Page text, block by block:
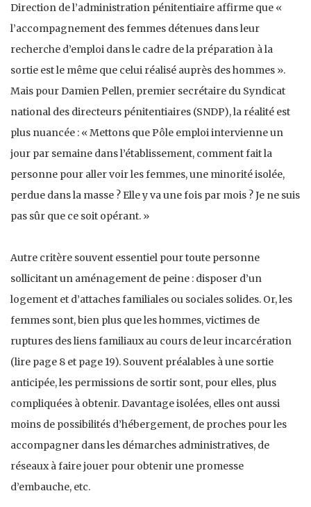
Direction de l’administration pénitentiaire affirme que «
l’accompagnement des femmes détenues dans leur
recherche d’emploi dans le cadre de la préparation à la
sortie est le même que celui réalisé auprès des hommes ».
Mais pour Damien Pellen, premier secrétaire du Syndicat
national des directeurs pénitentiaires (SNDP), la réalité est
plus nuancée : « Mettons que Pôle emploi intervienne un
jour par semaine dans l’établissement, comment fait la
personne pour aller voir les femmes, une minorité isolée,
perdue dans la masse ? Elle y va une fois par mois ? Je ne suis
pas sûr que ce soit opérant. »
Autre critère souvent essentiel pour toute personne
sollicitant un aménagement de peine : disposer d’un
logement et d’attaches familiales ou sociales solides. Or, les
femmes sont, bien plus que les hommes, victimes de
ruptures des liens familiaux au cours de leur incarcération
(lire page 8 et page 19). Souvent préalables à une sortie
anticipée, les permissions de sortir sont, pour elles, plus
compliquées à obtenir. Davantage isolées, elles ont aussi
moins de possibilités d’hébergement, de proches pour les
accompagner dans les démarches administratives, de
réseaux à faire jouer pour obtenir une promesse
d’embauche, etc.